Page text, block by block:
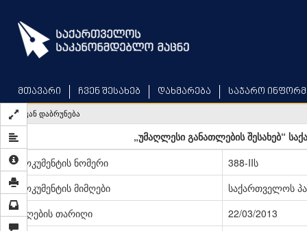
main
content
მთავარი ჩვენ შესახებ დახმარება საჯარო
უკან დაბრუნება
„უმაღლესი განათლების შესახებ“
დოკუმენტის ნომერი
388-IIს
დოკუმენტის მიმღები
საქართველოს
მიღების თარიღი
22/03/2013